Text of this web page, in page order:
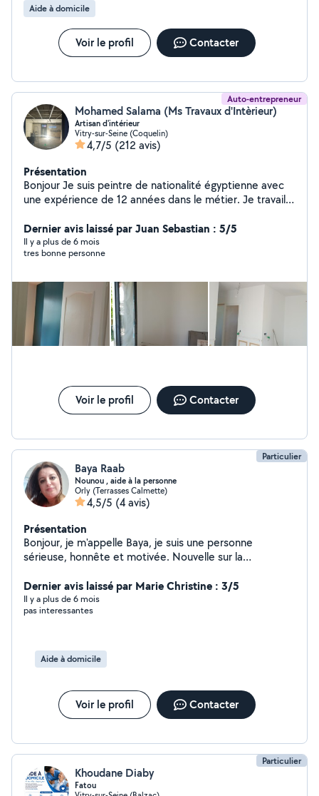
Aide à domicile
Voir le profil Contacter
Auto-entrepreneur
Mohamed Salama (Ms Travaux d'Intèrieur)
Artisan d'intérieur
Vitry-sur-Seine (Coquelin)
4,7/5 (212 avis)
Présentation
Bonjour Je suis peintre de nationalité égyptienne avec
une expérience de 12 années dans le métier. Je travaille
début de chantier (paiement total à reception du
chantier. Si vous êtes intéressés, n'hesitez pas pour tout
Dernier avis laissé par Juan Sebastian : 5/5
Il y a plus de 6 mois
tres bonne personne
Voir le profil Contacter
Particulier
Baya Raab
Nounou , aide à la personne
Orly (Terrasses Calmette)
4,5/5 (4 avis)
Présentation
Bonjour, je m'appelle Baya, je suis une personne
sérieuse, honnête et motivée. Nouvelle sur la
personne courses, , la garde d'enfants (nounou), le
repassage, les tâches ménagères, ainsi que des cours
d'anglais pour enfants ou adultes , j'ai un bon contact
service et je m'adapte aux besoins de chacun avec
bienveillance et discrétion. N'hésitez pas à me
Dernier avis laissé par Marie Christine : 3/5
Il y a plus de 6 mois
pas interessantes
Aide à domicile
Voir le profil Contacter
Particulier
Khoudane Diaby
Fatou